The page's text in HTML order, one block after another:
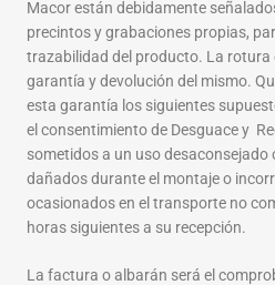
Macor están debidamente
precintos y grabaciones propias,
trazabilidad del producto. La rotura
garantía y devolución del mismo.
esta garantía los siguientes
el consentimiento de Desguace y
sometidos a un uso desaconsejado
dañados durante el montaje o
ocasionados en el transporte no
horas siguientes a su recepción.
La factura o albarán será el